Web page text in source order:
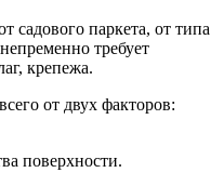
садового паркета, от типа
требует
крепежа.
от двух факторов:
поверхности.